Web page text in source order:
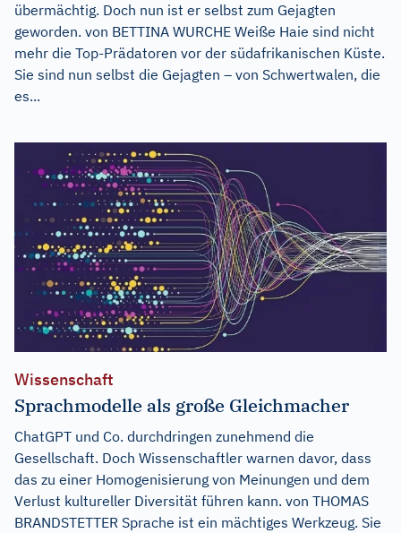
übermächtig. Doch nun ist er selbst zum Gejagten
geworden. von BETTINA WURCHE Weiße Haie sind nicht
mehr die Top-Prädatoren vor der südafrikanischen Küste.
Sie sind nun selbst die Gejagten – von Schwertwalen, die
es...
Wissenschaft
Sprachmodelle als große Gleichmacher
ChatGPT und Co. durchdringen zunehmend die
Gesellschaft. Doch Wissenschaftler warnen davor, dass
das zu einer Homogenisierung von Meinungen und dem
Verlust kultureller Diversität führen kann. von THOMAS
BRANDSTETTER Sprache ist ein mächtiges Werkzeug. Sie